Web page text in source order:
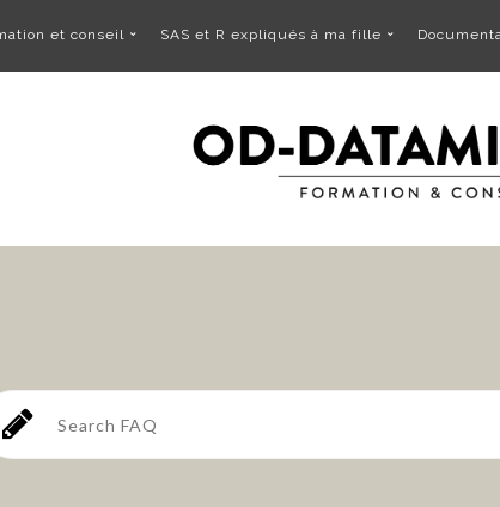
et conseil SAS et R expliqués à ma fille